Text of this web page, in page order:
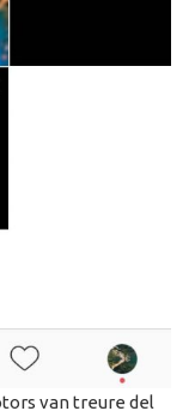
van treure del